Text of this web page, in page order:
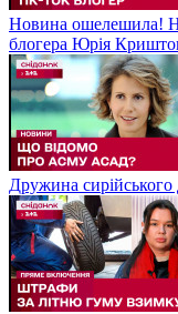
Новина ошелешила!
блогера Юрія
Дружина